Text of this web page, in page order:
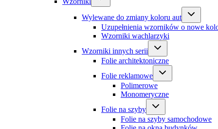
Wylewane do zmiany koloru aut
Uzupełnienia wzorników o nowe
Wzorniki wachlarzyki
Wzorniki innych serii
Folie architektoniczne
Folie reklamowe
Polimerowe
Monomeryczne
Folie na szyby
Folie na szyby samochodowe